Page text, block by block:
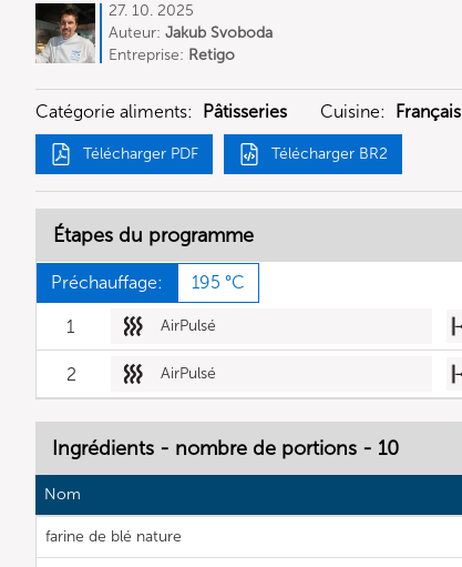
27. 10. 2025
Auteur: Jakub Svoboda
Entreprise: Retigo
Catégorie aliments: Pâtisseries Cuisine: Français
Télécharger PDF Télécharger BR2
Étapes du programme
Préchauffage: 195 °C
1 AirPulsé
2 AirPulsé
Ingrédients - nombre de portions - 10
Nom
farine de blé nature